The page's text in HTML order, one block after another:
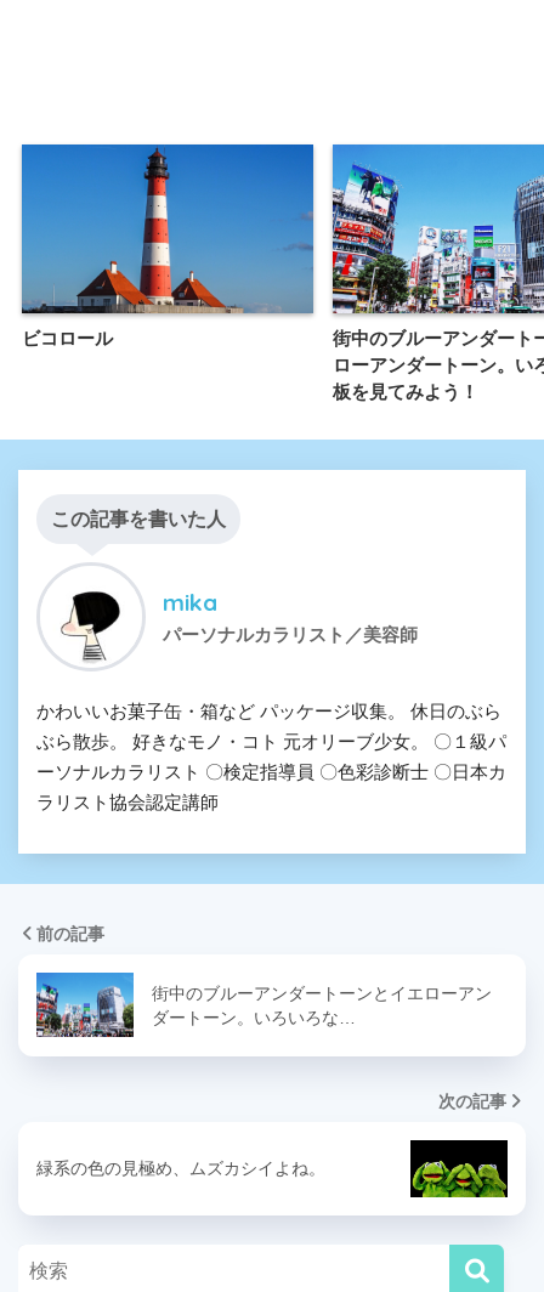
ビコロール
街中のブルーアンダート
ローアンダートーン。い
板を見てみよう！
この記事を書いた人
mika
パーソナルカラリスト／美容師
かわいいお菓子缶・箱など パッケージ収集。 休日のぶら
ぶら散歩。 好きなモノ・コト 元オリーブ少女。 〇１級パ
ーソナルカラリスト 〇検定指導員 〇色彩診断士 〇日本カ
ラリスト協会認定講師
前の記事
街中のブルーアンダートーンとイエローアン
ダートーン。いろいろな…
次の記事
緑系の色の見極め、ムズカシイよね。